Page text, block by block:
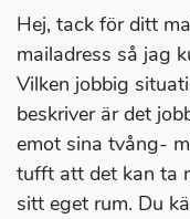
Hej, tack för ditt
mailadress så jag
Vilken jobbig
beskriver är det
emot sina tvång-
tufft att det kan ta
sitt eget rum. Du